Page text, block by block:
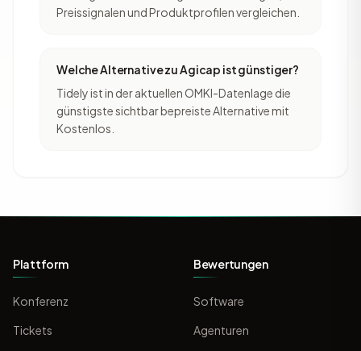
Preissignalen und Produktprofilen vergleichen.
Welche Alternative zu Agicap ist günstiger?
Tidely ist in der aktuellen OMKI-Datenlage die
günstigste sichtbar bepreiste Alternative mit
Kostenlos.
Plattform
Konferenz
Tickets
Bewertungen
Software
Agenturen